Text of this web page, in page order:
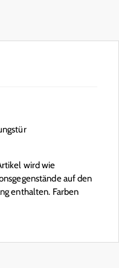
wird wie
auf den
enthalten. Farben